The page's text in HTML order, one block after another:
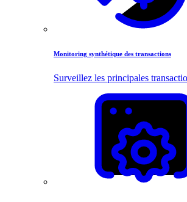
Monitoring synthétique des transactions
Surveillez les principales